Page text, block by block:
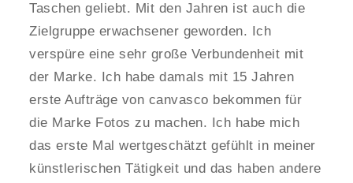
Taschen geliebt. Mit den Jahren ist auch die
Zielgruppe erwachsener geworden. Ich
verspüre eine sehr große Verbundenheit mit
der Marke. Ich habe damals mit 15 Jahren
erste Aufträge von canvasco bekommen für
die Marke Fotos zu machen. Ich habe mich
das erste Mal wertgeschätzt gefühlt in meiner
künstlerischen Tätigkeit und das haben andere